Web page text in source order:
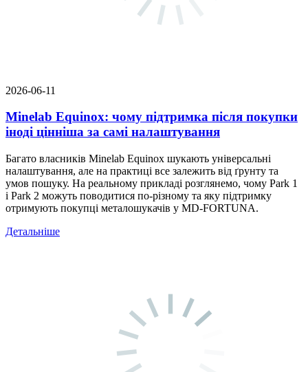
2026-06-11
Minelab Equinox: чому підтримка після покупки
іноді цінніша за самі налаштування
Багато власників Minelab Equinox шукають універсальні
налаштування, але на практиці все залежить від ґрунту та
умов пошуку. На реальному прикладі розглянемо, чому Park 1
і Park 2 можуть поводитися по-різному та яку підтримку
отримують покупці металошукачів у MD-FORTUNA.
Детальніше